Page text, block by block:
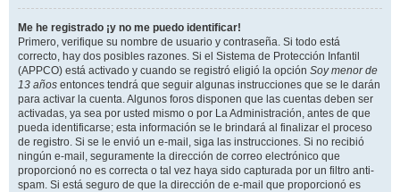
Me he registrado ¡y no me puedo identificar!
Primero, verifique su nombre de usuario y contraseña. Si todo está
correcto, hay dos posibles razones. Si el Sistema de Protección Infantil
(APPCO) está activado y cuando se registró eligió la opción Soy menor de
13 años entonces tendrá que seguir algunas instrucciones que se le darán
para activar la cuenta. Algunos foros disponen que las cuentas deben ser
activadas, ya sea por usted mismo o por La Administración, antes de que
pueda identificarse; esta información se le brindará al finalizar el proceso
de registro. Si se le envió un e-mail, siga las instrucciones. Si no recibió
ningún e-mail, seguramente la dirección de correo electrónico que
proporcionó no es correcta o tal vez haya sido capturada por un filtro anti-
spam. Si está seguro de que la dirección de e-mail que proporcionó es